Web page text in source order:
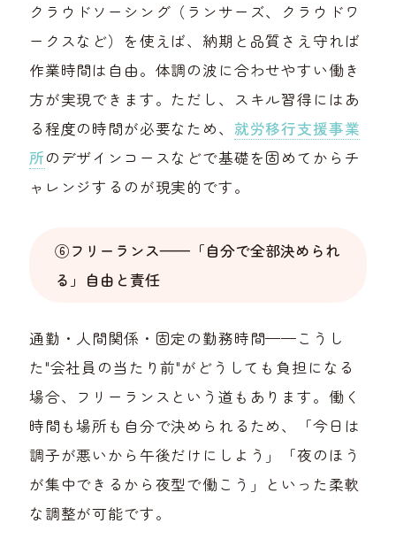
クラウドソーシング（ランサーズ、クラウドワ
ークスなど）を使えば、納期と品質さえ守れば
作業時間は自由。体調の波に合わせやすい働き
方が実現できます。ただし、スキル習得にはあ
る程度の時間が必要なため、 就労移行支援事業
所のデザインコースなどで基礎を固めてからチ
ャレンジするのが現実的です。
⑥フリーランス——「自分で全部決められ
る」自由と責任
通勤・人間関係・固定の勤務時間——こうし
た"会社員の当たり前"がどうしても負担になる
場合、フリーランスという道もあります。働く
時間も場所も自分で決められるため、「今日は
調子が悪いから午後だけにしよう」「夜のほう
が集中できるから夜型で働こう」といった柔軟
な調整が可能です。